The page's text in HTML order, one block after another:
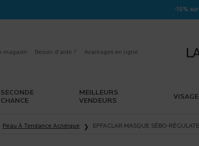
-15%
magasin Besoin d'aide ? Avantages en ligne
SECONDE
CHANCE
MEILLEURS
VENDEURS
VISAGE
Peau À Tendance Acnéique EFFACLAR MASQUE SÉBO-